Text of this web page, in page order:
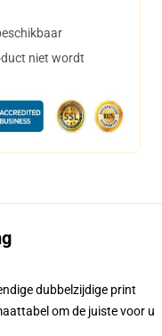
niet wordt
dubbelzijdige print
om de juiste voor u